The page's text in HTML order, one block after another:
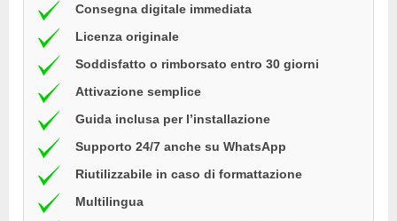
Consegna digitale immediata
Licenza originale
Soddisfatto o rimborsato entro 30 giorni
Attivazione semplice
Guida inclusa per l’installazione
Supporto 24/7 anche su WhatsApp
Riutilizzabile in caso di formattazione
Multilingua